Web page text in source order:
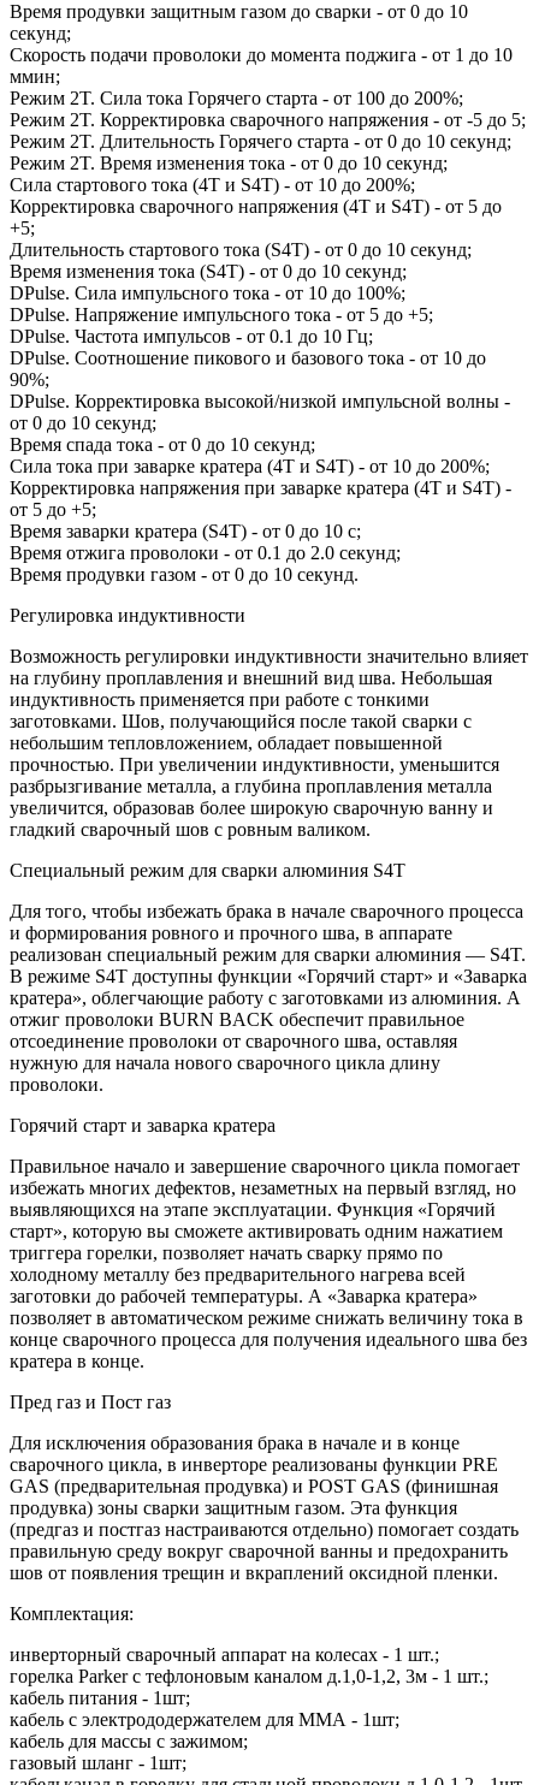
Время продувки защитным газом до сварки - от 0 до 10
секунд;
Скорость подачи проволоки до момента поджига - от 1 до 10
ммин;
Режим 2T. Сила тока Горячего старта - от 100 до 200%;
Режим 2T. Корректировка сварочного напряжения - от -5 до 5;
Режим 2T. Длительность Горячего старта - от 0 до 10 секунд;
Режим 2T. Время изменения тока - от 0 до 10 секунд;
Сила стартового тока (4Т и S4T) - от 10 до 200%;
Корректировка сварочного напряжения (4Т и S4T) - от 5 до
+5;
Длительность стартового тока (S4T) - от 0 до 10 секунд;
Время изменения тока (S4T) - от 0 до 10 секунд;
DPulse. Сила импульсного тока - от 10 до 100%;
DPulse. Напряжение импульсного тока - от 5 до +5;
DPulse. Частота импульсов - от 0.1 до 10 Гц;
DPulse. Соотношение пикового и базового тока - от 10 до
90%;
DPulse. Корректировка высокой/низкой импульсной волны -
от 0 до 10 секунд;
Время спада тока - от 0 до 10 секунд;
Сила тока при заварке кратера (4Т и S4T) - от 10 до 200%;
Корректировка напряжения при заварке кратера (4Т и S4T) -
от 5 до +5;
Время заварки кратера (S4T) - от 0 до 10 c;
Время отжига проволоки - от 0.1 до 2.0 секунд;
Время продувки газом - от 0 до 10 секунд.
Регулировка индуктивности
Возможность регулировки индуктивности значительно влияет
на глубину проплавления и внешний вид шва. Небольшая
индуктивность применяется при работе с тонкими
заготовками. Шов, получающийся после такой сварки с
небольшим тепловложением, обладает повышенной
прочностью. При увеличении индуктивности, уменьшится
разбрызгивание металла, а глубина проплавления металла
увеличится, образовав более широкую сварочную ванну и
гладкий сварочный шов с ровным валиком.
Специальный режим для сварки алюминия S4T
Для того, чтобы избежать брака в начале сварочного процесса
и формирования ровного и прочного шва, в аппарате
реализован специальный режим для сварки алюминия — S4T.
В режиме S4T доступны функции «Горячий старт» и «Заварка
кратера», облегчающие работу с заготовками из алюминия. А
отжиг проволоки BURN BACK обеспечит правильное
отсоединение проволоки от сварочного шва, оставляя
нужную для начала нового сварочного цикла длину
проволоки.
Горячий старт и заварка кратера
Правильное начало и завершение сварочного цикла помогает
избежать многих дефектов, незаметных на первый взгляд, но
выявляющихся на этапе эксплуатации. Функция «Горячий
старт», которую вы сможете активировать одним нажатием
триггера горелки, позволяет начать сварку прямо по
холодному металлу без предварительного нагрева всей
заготовки до рабочей температуры. А «Заварка кратера»
позволяет в автоматическом режиме снижать величину тока в
конце сварочного процесса для получения идеального шва без
кратера в конце.
Пред газ и Пост газ
Для исключения образования брака в начале и в конце
сварочного цикла, в инверторе реализованы функции PRE
GAS (предварительная продувка) и POST GAS (финишная
продувка) зоны сварки защитным газом. Эта функция
(предгаз и постгаз настраиваются отдельно) помогает создать
правильную среду вокруг сварочной ванны и предохранить
шов от появления трещин и вкраплений оксидной пленки.
Комплектация:
инверторный сварочный аппарат на колесах - 1 шт.;
горелка Parker с тефлоновым каналом д.1,0-1,2, 3м - 1 шт.;
кабель питания - 1шт;
кабель с электрододержателем для ММА - 1шт;
кабель для массы с зажимом;
газовый шланг - 1шт;